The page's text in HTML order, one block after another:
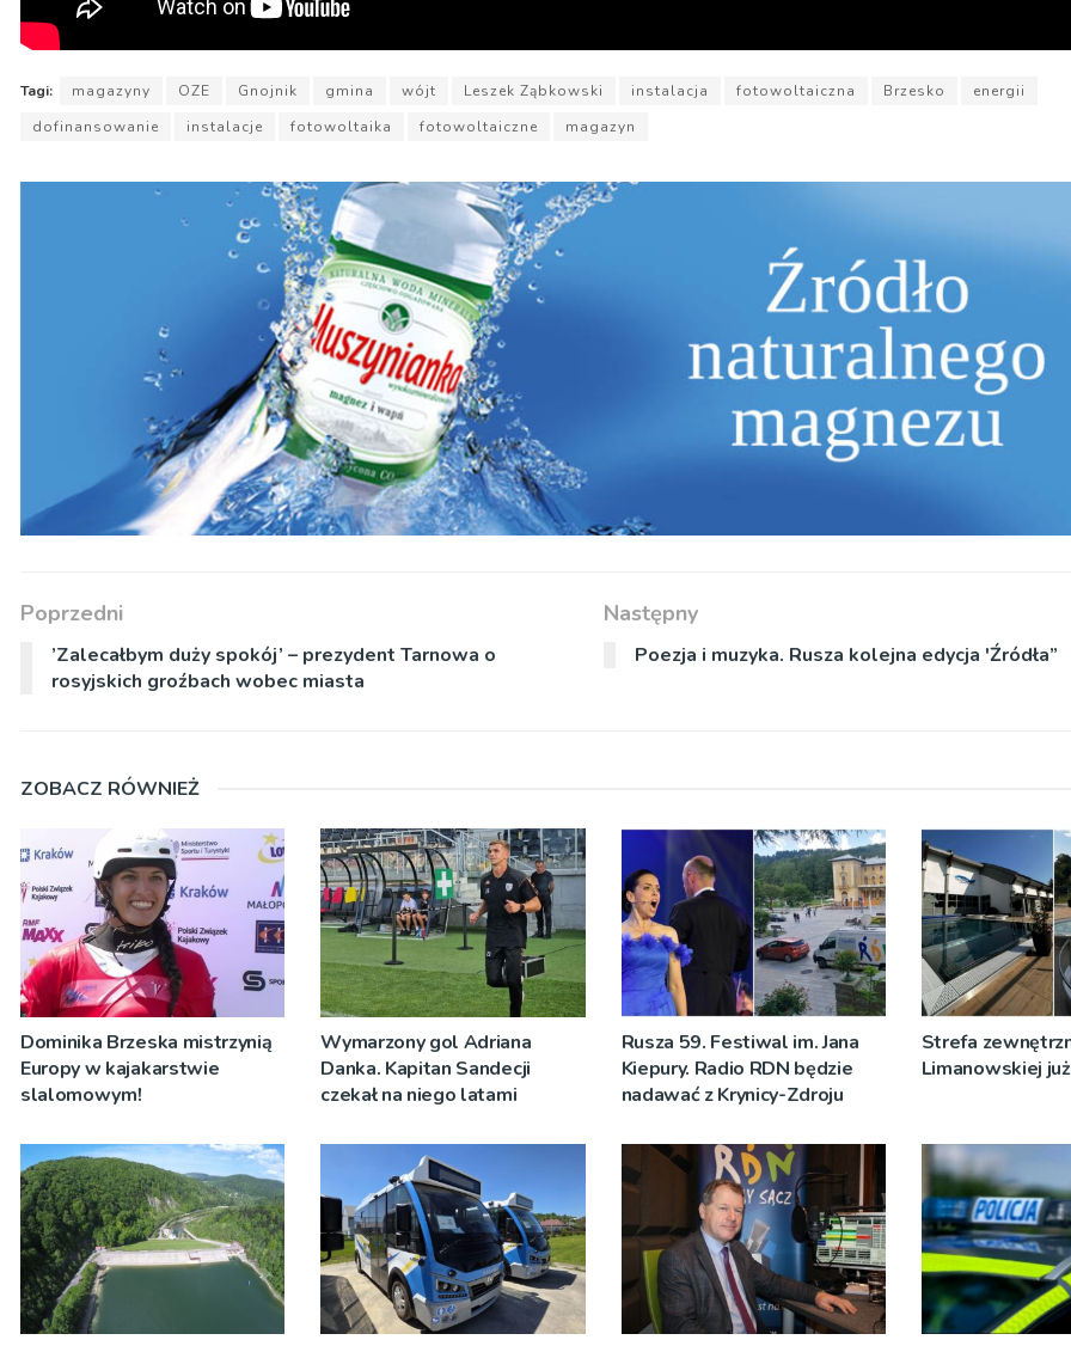
Tagi: magazyny OZE Gnojnik gmina wójt Leszek Ząbkowski instalacja fotowoltaiczna Brzesko
energii
dofinansowanie
instalacje fotowoltaika fotowoltaiczne magazyn
Poprzedni
’Zalecałbym duży spokój’ – prezydent Tarnowa o
rosyjskich groźbach wobec miasta
Następny
Poezja i muzyka. Rusza kolejna edycja 'Źródła”
ZOBACZ RÓWNIEŻ
Dominika Brzeska mistrzynią
Europy w kajakarstwie
slalomowym!
Wymarzony gol Adriana
Danka. Kapitan Sandecji
czekał na niego latami
Rusza 59. Festiwal im. Jana
Kiepury. Radio RDN będzie
nadawać z Krynicy-Zdroju
Strefa
Limanowskiej już